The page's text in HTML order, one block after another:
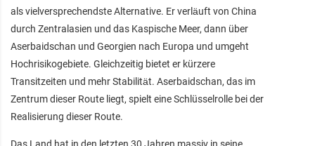
als vielversprechendste Alternative. Er verläuft von China
durch Zentralasien und das Kaspische Meer, dann über
Aserbaidschan und Georgien nach Europa und umgeht
Hochrisikogebiete. Gleichzeitig bietet er kürzere
Transitzeiten und mehr Stabilität. Aserbaidschan, das im
Zentrum dieser Route liegt, spielt eine Schlüsselrolle bei der
Realisierung dieser Route.